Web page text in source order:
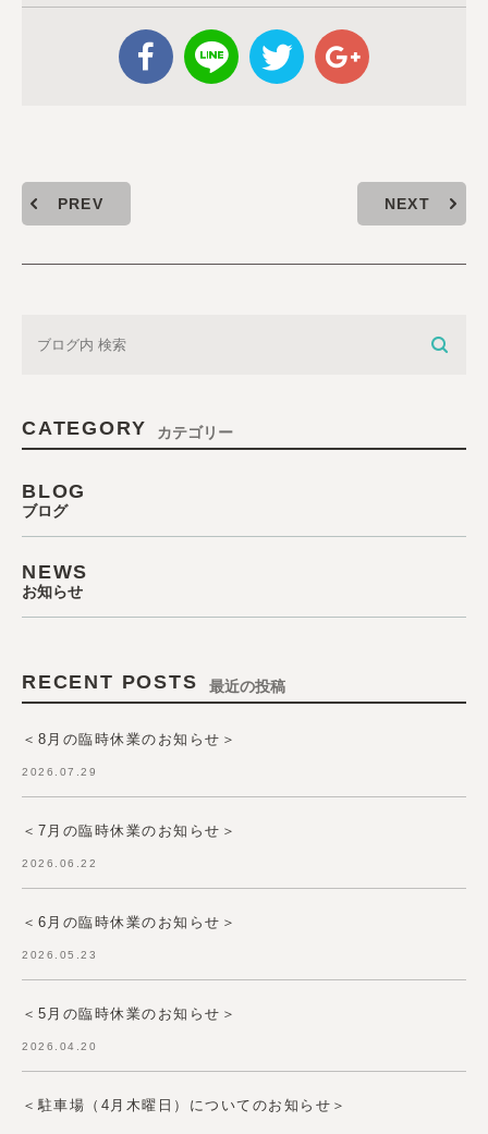
PREV NEXT
CATEGORY カテゴリー
BLOG
ブログ
NEWS
お知らせ
RECENT POSTS 最近の投稿
＜8月の臨時休業のお知らせ＞
2026.07.29
＜7月の臨時休業のお知らせ＞
2026.06.22
＜6月の臨時休業のお知らせ＞
2026.05.23
＜5月の臨時休業のお知らせ＞
2026.04.20
＜駐車場（4月木曜日）についてのお知らせ＞